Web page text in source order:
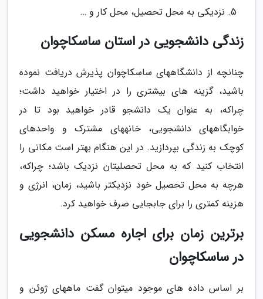
نزدیکی به محل تحصیل، محل کار و …
زندگی دانشجویی در استان ساسکاچوان
چنانچه از دانشگاه­های ساسکاچوان پذیرش دریافت نموده
باشید، گزینه­ های بیشتری را در اختیار خواهید داشت؛
چراکه، به عنوان یک دانشجو قادر خواهید بود تا در
خوابگاه­های دانشجویی، خانه­های مشترک و واحدهای
کوچک به زندگی بپردازید. در این هنگام بهتر است مکانی را
انتخاب کنید که به محل تحصلیتان نزدیک باشد؛ چراکه،
هرچه به محل تحصیل خود نزدیک­تر باشید، زمان، انرژی و
هزینه کمتری را برای جابجایی صرف خواهید کرد.
برترین زمان برای اجاره مسکن دانشجویی
در ساسکاچوان
بر اساس داده­ های موجود می­توان گفت ماه­های ژوئن و